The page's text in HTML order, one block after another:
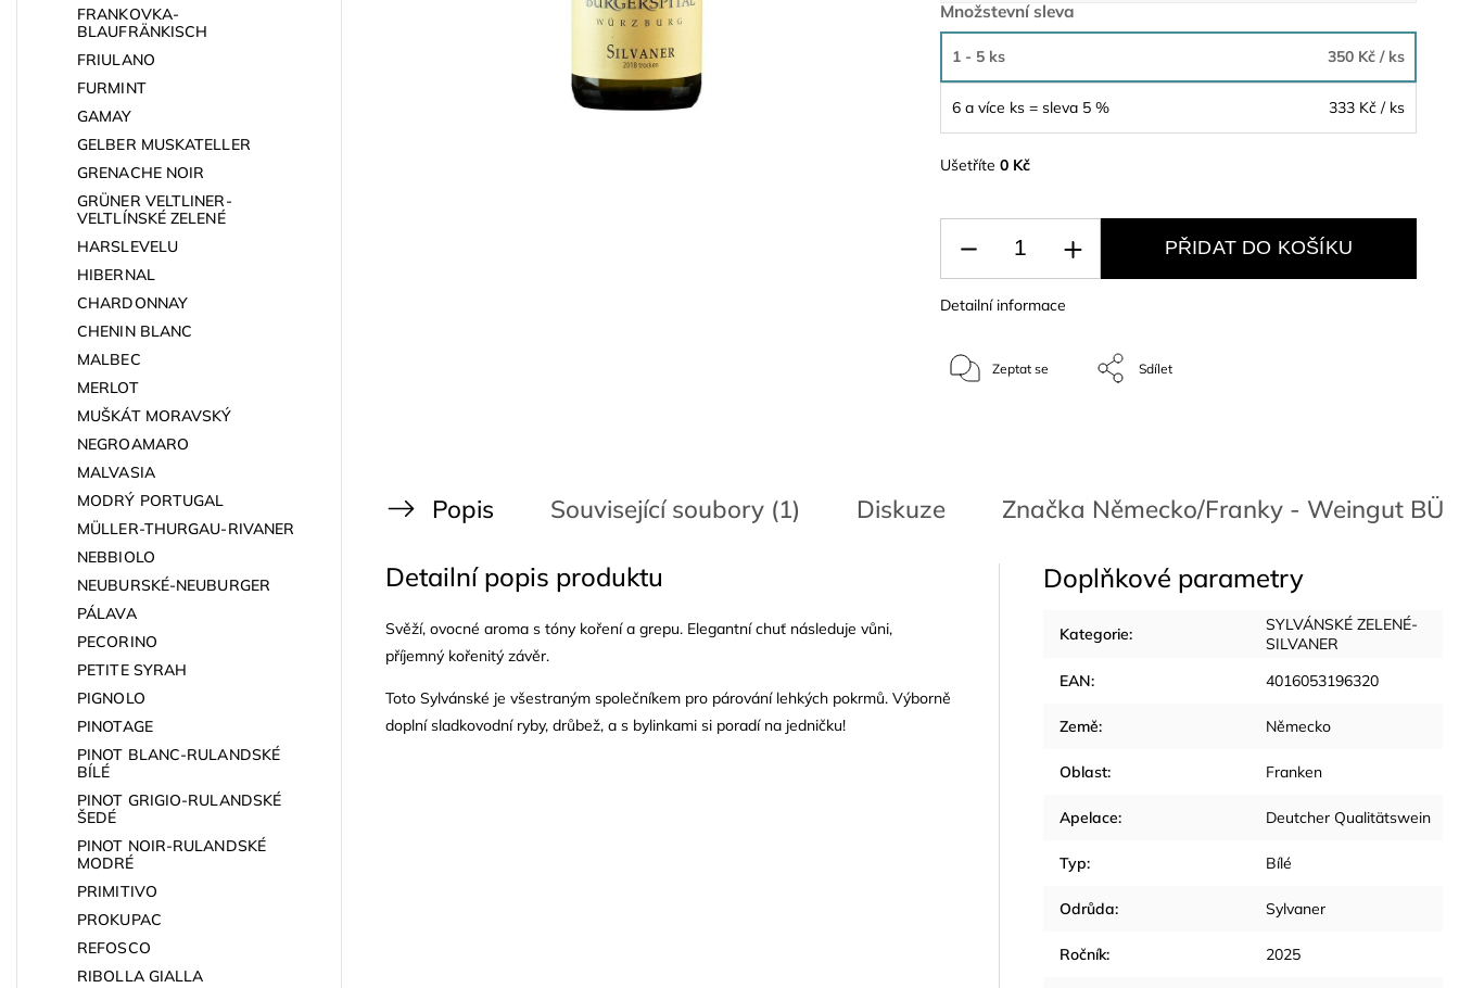
FRANKOVKA-
BLAUFRÄNKISCH
FRIULANO
FURMINT
GAMAY
GELBER MUSKATELLER
GRENACHE NOIR
GRÜNER VELTLINER-
VELTLÍNSKÉ ZELENÉ
HARSLEVELU
HIBERNAL
CHARDONNAY
CHENIN BLANC
MALBEC
MERLOT
MUŠKÁT MORAVSKÝ
NEGROAMARO
MALVASIA
MODRÝ PORTUGAL
MÜLLER-THURGAU-RIVANER
NEBBIOLO
NEUBURSKÉ-NEUBURGER
PÁLAVA
PECORINO
PETITE SYRAH
PIGNOLO
PINOTAGE
PINOT BLANC-RULANDSKÉ
BÍLÉ
PINOT GRIGIO-RULANDSKÉ
ŠEDÉ
PINOT NOIR-RULANDSKÉ
MODRÉ
PRIMITIVO
PROKUPAC
REFOSCO
RIBOLLA GIALLA
Množstevní sleva
1 - 5 ks 350 Kč / ks
6 a více ks = sleva 5 % 333 Kč / ks
Ušetříte 0 Kč
PŘIDAT DO KOŠÍKU
Detailní informace
Zeptat se Sdílet
Popis Související soubory (1) Diskuze Značka Německo/Franky - Weingut
Detailní popis produktu
Svěží, ovocné aroma s tóny koření a grepu. Elegantní chuť následuje vůni,
příjemný kořenitý závěr.
Toto Sylvánské je všestraným společníkem pro párování lehkých pokrmů. Výborně
doplní sladkovodní ryby, drůbež, a s bylinkami si poradí na jedničku!
Doplňkové parametry
Kategorie:
SYLVÁNSKÉ ZELENÉ-
SILVANER
EAN: 4016053196320
Země: Německo
Oblast: Franken
Apelace: Deutcher Qualitätswein
Typ: Bílé
Odrůda: Sylvaner
Ročník: 2025